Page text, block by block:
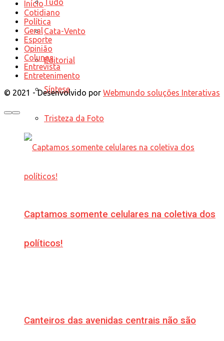
Tudo
Cata-Vento
Editorial
Síntese
Tristeza da Foto
Captamos somente celulares na coletiva dos
políticos!
Canteiros das avenidas centrais não são
Início
Cotidiano
Política
Geral
Esporte
Opinião
Colunas
Entrevista
Entretenimento
© 2021 - Desenvolvido por Webmundo soluções Interativas